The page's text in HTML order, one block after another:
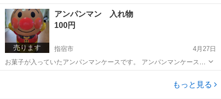
ッズ
鹿児島 指宿市 おもちゃ ミツバチ
売ります
アンパンマン 入れ物
100円
指宿市
4月27日
お菓子が入っていたアンパンマンケースです。 アンパンマンケースの
みお譲りです。
もっと見る